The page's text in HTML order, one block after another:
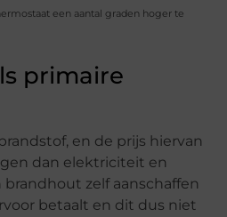
een aantal graden hoger te
primaire
en de prijs hiervan
dan elektriciteit en
brandhout zelf aanschaffen
betaalt en dit dus niet